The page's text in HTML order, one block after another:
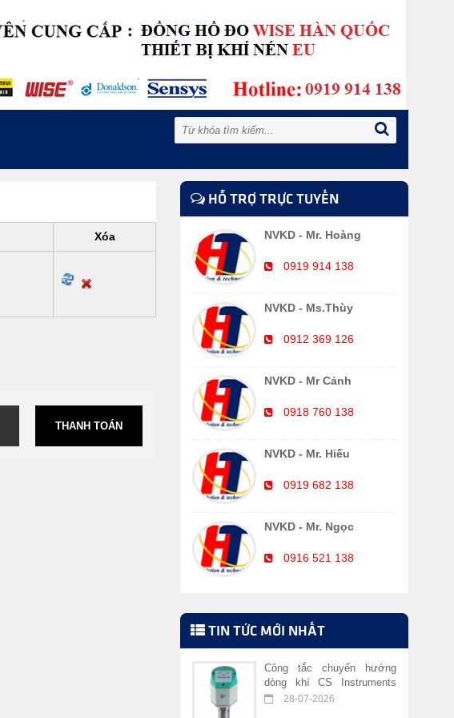
Xóa
THANH TOÁN
HỖ TRỢ TRỰC TUYẾN
NVKD - Mr. Hoàng
0919 914 138
NVKD - Ms.Thùy
0912 369 126
NVKD - Mr Cảnh
0918 760 138
NVKD - Mr. Hiếu
0919 682 138
NVKD - Mr. Ngọc
0916 521 138
TIN TỨC MỚI NHẤT
Công tắc chuyển hướng
dòng khí CS Instruments
VA 40928-07-2026